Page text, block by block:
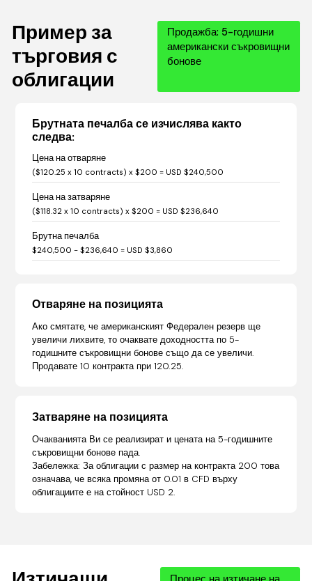
Пример за
търговия с
облигации
Продажба: 5-годишни
американски съкровищни
бонове
Брутната печалба се изчислява както
следва:
Цена на отваряне
($120.25 x 10 contracts) x $200 = USD $240,500
Цена на затваряне
($118.32 x 10 contracts) x $200 = USD $236,640
Брутна печалба
$240,500 - $236,640 = USD $3,860
Отваряне на позицията
Ако смятате, че американският Федерален резерв ще
увеличи лихвите, то очаквате доходността по 5-
годишните съкровищни бонове също да се увеличи.
Продавате 10 контракта при 120.25.
Затваряне на позицията
Очакванията Ви се реализират и цената на 5-годишните
съкровищни бонове пада.
Забележка: За облигации с размер на контракта 200 това
означава, че всяка промяна от 0.01 в CFD върху
облигациите е на стойност USD 2.